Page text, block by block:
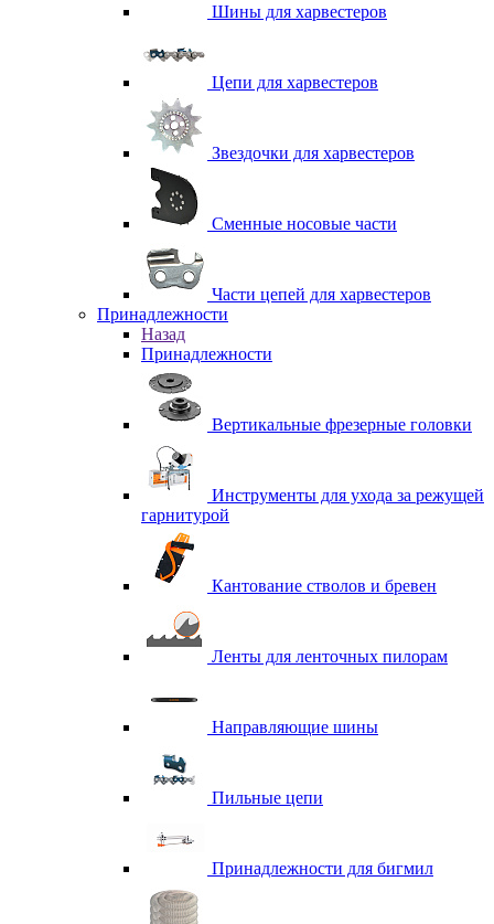
Шины для харвестеров
Цепи для харвестеров
Звездочки для харвестеров
Сменные носовые части
Части цепей для харвестеров
Принадлежности
Назад
Принадлежности
Вертикальные фрезерные головки
Инструменты для ухода за режущей
гарнитурой
Кантование стволов и бревен
Ленты для ленточных пилорам
Направляющие шины
Пильные цепи
Принадлежности для бигмил